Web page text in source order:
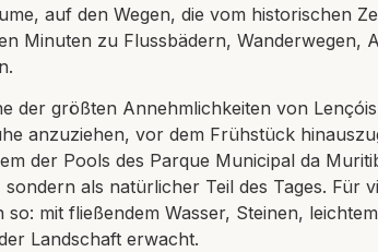
auf den Wegen, die vom historischen
Minuten zu Flussbädern, Wanderwegen,
der größten Annehmlichkeiten von
anzuziehen, vor dem Frühstück
der Pools des Parque Municipal da
als natürlicher Teil des Tages. Für
mit fließendem Wasser, Steinen,
Landschaft erwacht.